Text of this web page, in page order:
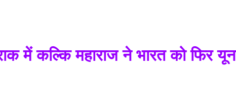
में कल्कि महाराज ने भारत को फिर